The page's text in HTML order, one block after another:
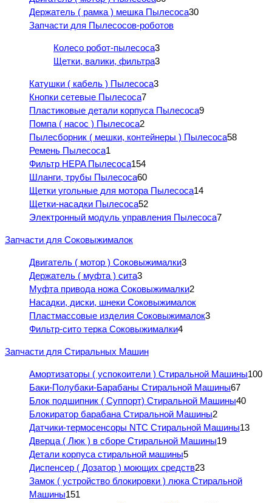
Держатель ( рамка ) мешка Пылесоса30
Запчасти для Пылесосов-роботов
Колесо робот-пылесоса3
Щетки, валики, фильтра3
Катушки ( кабель ) Пылесоса3
Кнопки сетевые Пылесоса7
Пластиковые детали корпуса Пылесоса9
Помпа ( насос ) Пылесоса2
Пылесборник ( мешки, контейнеры ) Пылесоса58
Ремень Пылесоса1
Фильтр HEPA Пылесоса154
Шланги, трубы Пылесоса60
Щетки угольные для мотора Пылесоса14
Щетки-насадки Пылесоса52
Электронный модуль управления Пылесоса7
Запчасти для Соковыжималок
Двигатель ( мотор ) Соковыжималки3
Держатель ( муфта ) сита3
Муфта привода ножа Соковыжималки2
Насадки, диски, шнеки Соковыжималок
Пластмассовые изделия Соковыжималок3
Фильтр-сито терка Соковыжималки4
Запчасти для Стиральных Машин
Амортизаторы ( успокоители ) Стиральной Машины100
Баки-Полубаки-Барабаны Стиральной Машины67
Блок подшипник ( Суппорт) Стиральной Машины40
Блокиратор барабана Стиральной Машины2
Датчики-термосенсоры NTC Стиральной Машины13
Дверца ( Люк ) в сборе Стиральной Машины19
Детали корпуса стиральной машины5
Диспенсер ( Дозатор ) моющих средств23
Замок ( устройство блокировки ) люка Стиральной
Машины151